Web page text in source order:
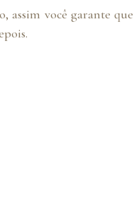
assim você garante que